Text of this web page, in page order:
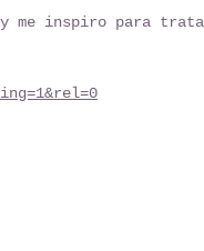
y me inspiro para